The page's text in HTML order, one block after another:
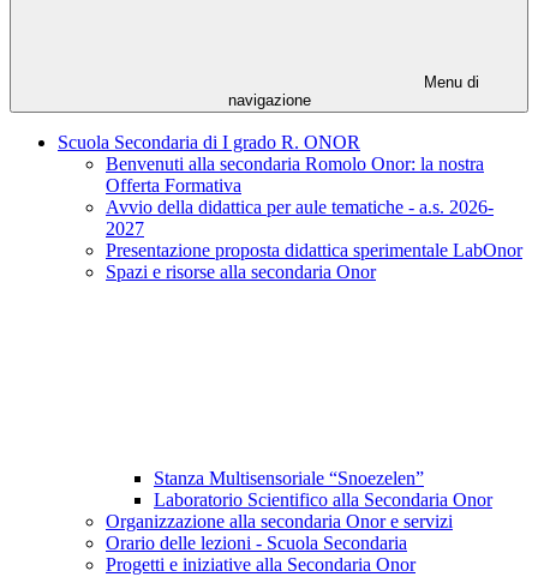
Menu di
navigazione
Scuola Secondaria di I grado R. ONOR
Benvenuti alla secondaria Romolo Onor: la nostra
Offerta Formativa
Avvio della didattica per aule tematiche - a.s. 2026-
2027
Presentazione proposta didattica sperimentale LabOnor
Spazi e risorse alla secondaria Onor
Stanza Multisensoriale “Snoezelen”
Laboratorio Scientifico alla Secondaria Onor
Organizzazione alla secondaria Onor e servizi
Orario delle lezioni - Scuola Secondaria
Progetti e iniziative alla Secondaria Onor